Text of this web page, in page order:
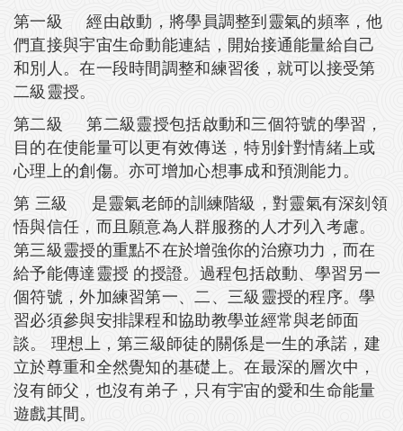
第一級 經由啟動，將學員調整到靈氣的頻率，他
們直接與宇宙生命動能連結，開始接通能量給自己
和別人。在一段時間調整和練習後，就可以接受第
二級靈授。
第二級 第二級靈授包括啟動和三個符號的學習，
目的在使能量可以更有效傳送，特別針對情緒上或
心理上的創傷。亦可增加心想事成和預測能力。
第 三級 是靈氣老師的訓練階級，對靈氣有深刻領
悟與信任，而且願意為人群服務的人才列入考慮。
第三級靈授的重點不在於增強你的治療功力，而在
給予能傳達靈授 的授證。過程包括啟動、學習另一
個符號，外加練習第一、二、三級靈授的程序。學
習必須參與安排課程和協助教學並經常與老師面
談。 理想上，第三級師徒的關係是一生的承諾，建
立於尊重和全然覺知的基礎上。在最深的層次中，
沒有師父，也沒有弟子，只有宇宙的愛和生命能量
遊戲其間。